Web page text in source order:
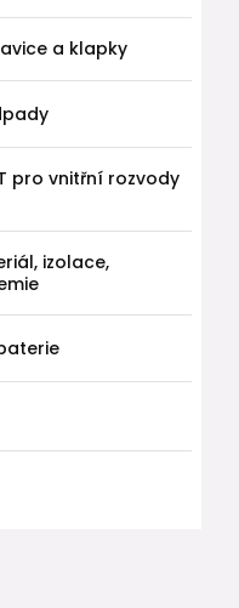
a klapky
pro vnitřní rozvody
izolace,